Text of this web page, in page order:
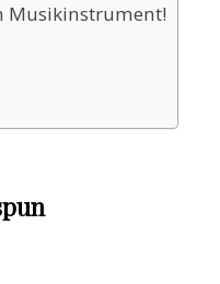
Musikinstrument!